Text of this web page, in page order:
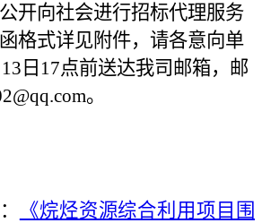
开向社会进行招标代理服务
格式详见附件，请各意向单
13 日 17点前送达我司邮箱，邮
@qq.com。
《烷烃资源综合利用项目围